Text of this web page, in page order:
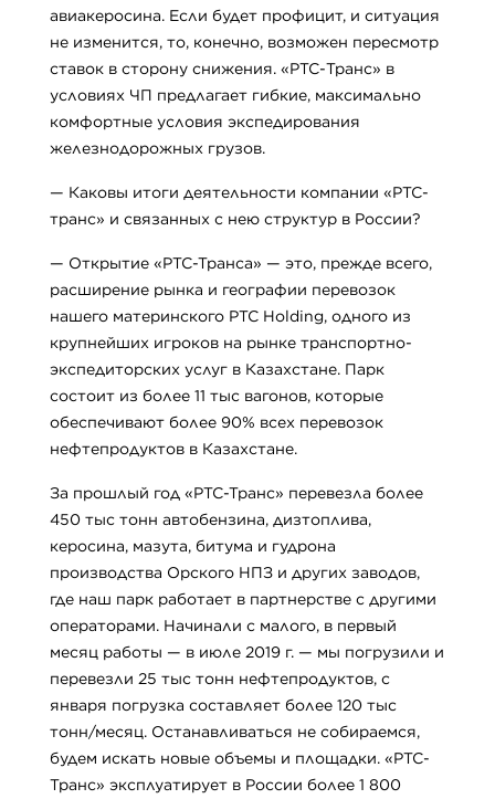
авиакеросина. Если будет профицит, и ситуация
не изменится, то, конечно, возможен пересмотр
ставок в сторону снижения. «PTC-Транс» в
условиях ЧП предлагает гибкие, максимально
комфортные условия экспедирования
железнодорожных грузов.
— Каковы итоги деятельности компании «PTC-
транс» и связанных с нею структур в России?
— Открытие «РТС-Транса» — это, прежде всего,
расширение рынка и географии перевозок
нашего материнского PTC Holding, одного из
крупнейших игроков на рынке транспортно-
экспедиторских услуг в Казахстане. Парк
состоит из более 11 тыс вагонов, которые
обеспечивают более 90% всех перевозок
нефтепродуктов в Казахстане.
За прошлый год «РТС-Транс» перевезла более
450 тыс тонн автобензина, дизтоплива,
керосина, мазута, битума и гудрона
производства Орского НПЗ и других заводов,
где наш парк работает в партнерстве с другими
операторами. Начинали с малого, в первый
месяц работы — в июле 2019 г. — мы погрузили и
перевезли 25 тыс тонн нефтепродуктов, с
января погрузка составляет более 120 тыс
тонн/месяц. Останавливаться не собираемся,
будем искать новые объемы и площадки. «РТС-
Транс» эксплуатирует в России более 1 800